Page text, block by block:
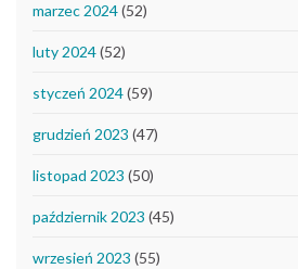
marzec 2024(52)
luty 2024(52)
styczeń 2024(59)
grudzień 2023 (47)
listopad 2023 (50)
październik 2023 (45)
wrzesień 2023 (55)